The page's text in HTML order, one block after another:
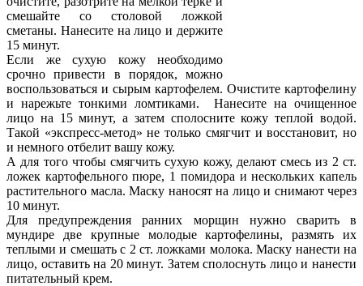
смешайте со столовой ложкой
сметаны. Нанесите на лицо и держите
15 минут.
Если же сухую кожу необходимо
срочно привести в порядок, можно
воспользоваться и сырым картофелем. Очистите картофелину
и нарежьте тонкими ломтиками. Нанесите на очищенное
лицо на 15 минут, а затем сполосните кожу теплой водой.
Такой «экспресс-метод» не только смягчит и восстановит, но
и немного отбелит вашу кожу.
А для того чтобы смягчить сухую кожу, делают смесь из 2 ст.
ложек картофельного пюре, 1 помидора и нескольких капель
растительного масла. Маску наносят на лицо и снимают через
10 минут.
Для предупреждения ранних морщин нужно сварить в
мундире две крупные молодые картофелины, размять их
теплыми и смешать с 2 ст. ложками молока. Маску нанести на
лицо, оставить на 20 минут. Затем сполоснуть лицо и нанести
питательный крем.